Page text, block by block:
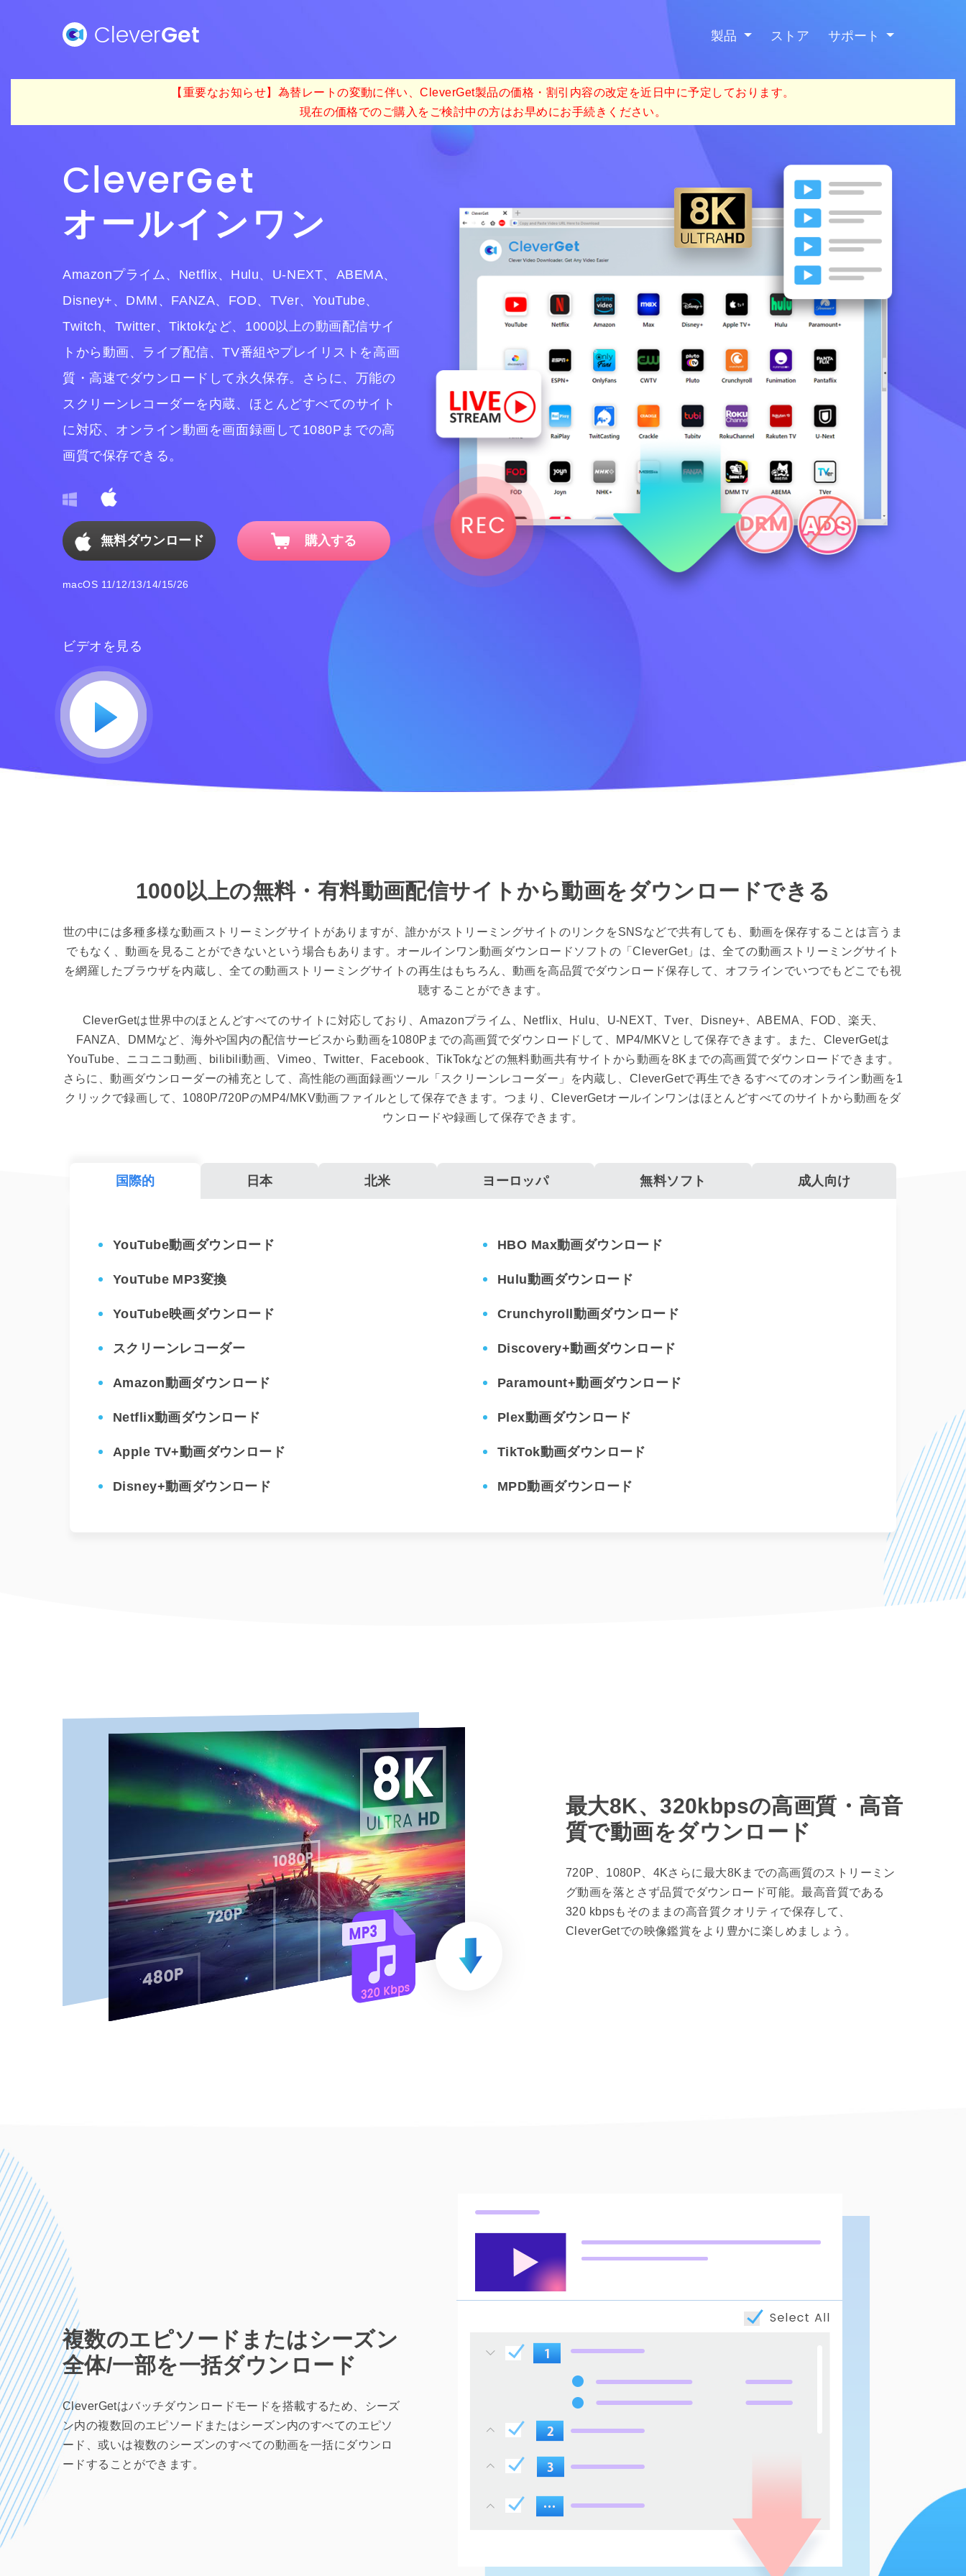
CleverGet 製品 ストア サポート
【重要なお知らせ】為替レートの変動に伴い、CleverGet製品の価格・割引内容の改定を近日中に予定しております。
現在の価格でのご購入をご検討中の方はお早めにお手続きください。
CleverGet
オールインワン
Amazonプライム、Netflix、Hulu、U-NEXT、ABEMA、
Disney+、DMM、FANZA、FOD、TVer、YouTube、
Twitch、Twitter、Tiktokなど、1000以上の動画配信サイ
トから動画、ライブ配信、TV番組やプレイリストを高画
質・高速でダウンロードして永久保存。さらに、万能の
スクリーンレコーダーを内蔵、ほとんどすべてのサイト
に対応、オンライン動画を画面録画して1080Pまでの高
画質で保存できる。
無料ダウンロード 購入する
macOS 11/12/13/14/15/26
ビデオを見る
1000以上の無料・有料動画配信サイトから動画をダウンロードできる
世の中には多種多様な動画ストリーミングサイトがありますが、誰かがストリーミングサイトのリンクをSNSなどで共有しても、動画を保存することは言うま
でもなく、動画を見ることができないという場合もあります。オールインワン動画ダウンロードソフトの「CleverGet」は、全ての動画ストリーミングサイト
を網羅したブラウザを内蔵し、全ての動画ストリーミングサイトの再生はもちろん、動画を高品質でダウンロード保存して、オフラインでいつでもどこでも視
聴することができます。
CleverGetは世界中のほとんどすべてのサイトに対応しており、Amazonプライム、Netflix、Hulu、U-NEXT、Tver、Disney+、ABEMA、FOD、楽天、
FANZA、DMMなど、海外や国内の配信サービスから動画を1080Pまでの高画質でダウンロードして、MP4/MKVとして保存できます。また、CleverGetは
YouTube、ニコニコ動画、bilibili動画、Vimeo、Twitter、Facebook、TikTokなどの無料動画共有サイトから動画を8Kまでの高画質でダウンロードできます。
さらに、動画ダウンローダーの補充として、高性能の画面録画ツール「スクリーンレコーダー」を内蔵し、CleverGetで再生できるすべてのオンライン動画を1
クリックで録画して、1080P/720PのMP4/MKV動画ファイルとして保存できます。つまり、CleverGetオールインワンはほとんどすべてのサイトから動画をダ
ウンロードや録画して保存できます。
国際的 日本 北米 ヨーロッパ 無料ソフト 成人向け
YouTube動画ダウンロード
YouTube MP3変換
YouTube映画ダウンロード
スクリーンレコーダー
Amazon動画ダウンロード
Netflix動画ダウンロード
Apple TV+動画ダウンロード
Disney+動画ダウンロード
HBO Max動画ダウンロード
Hulu動画ダウンロード
Crunchyroll動画ダウンロード
Discovery+動画ダウンロード
Paramount+動画ダウンロード
Plex動画ダウンロード
TikTok動画ダウンロード
MPD動画ダウンロード
最大8K、320kbpsの高画質・高音
質で動画をダウンロード
720P、1080P、4Kさらに最大8Kまでの高画質のストリーミン
グ動画を落とさず品質でダウンロード可能。最高音質である
320 kbpsもそのままの高音質クオリティで保存して、
CleverGetでの映像鑑賞をより豊かに楽しめましょう。
複数のエピソードまたはシーズン
全体/一部を一括ダウンロード
CleverGetはバッチダウンロードモードを搭載するため、シーズ
ン内の複数回のエピソードまたはシーズン内のすべてのエピソ
ード、或いは複数のシーズンのすべての動画を一括にダウンロ
ードすることができます。